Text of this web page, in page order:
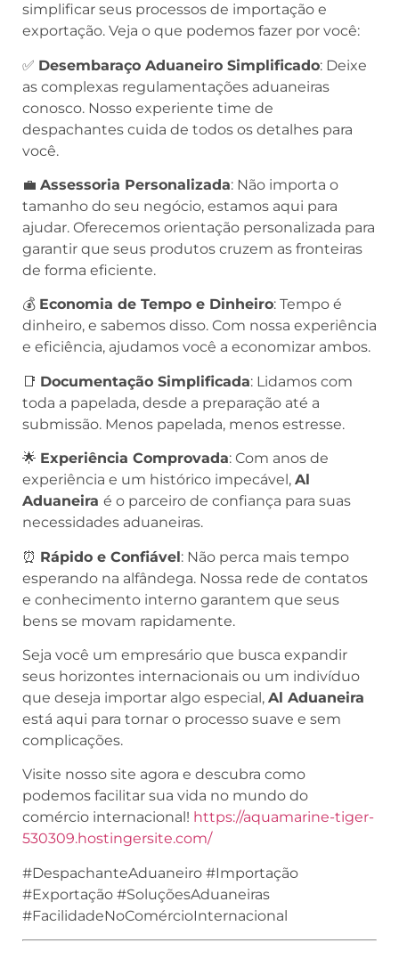
simplificar seus processos de importação e
exportação. Veja o que podemos fazer por você:
✅ Desembaraço Aduaneiro Simplificado: Deixe
as complexas regulamentações aduaneiras
conosco. Nosso experiente time de
despachantes cuida de todos os detalhes para
você.
💼 Assessoria Personalizada: Não importa o
tamanho do seu negócio, estamos aqui para
ajudar. Oferecemos orientação personalizada para
garantir que seus produtos cruzem as fronteiras
de forma eficiente.
💰 Economia de Tempo e Dinheiro: Tempo é
dinheiro, e sabemos disso. Com nossa experiência
e eficiência, ajudamos você a economizar ambos.
📑 Documentação Simplificada: Lidamos com
toda a papelada, desde a preparação até a
submissão. Menos papelada, menos estresse.
🌟 Experiência Comprovada: Com anos de
experiência e um histórico impecável, Al
Aduaneira é o parceiro de confiança para suas
necessidades aduaneiras.
⏰ Rápido e Confiável: Não perca mais tempo
esperando na alfândega. Nossa rede de contatos
e conhecimento interno garantem que seus
bens se movam rapidamente.
Seja você um empresário que busca expandir
seus horizontes internacionais ou um indivíduo
que deseja importar algo especial, Al Aduaneira
está aqui para tornar o processo suave e sem
complicações.
Visite nosso site agora e descubra como
podemos facilitar sua vida no mundo do
comércio internacional! https://aquamarine-tiger-
530309.hostingersite.com/
#DespachanteAduaneiro #Importação
#Exportação #SoluçõesAduaneiras
#FacilidadeNoComércioInternacional